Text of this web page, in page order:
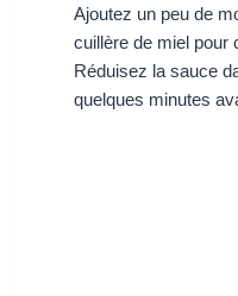
Ajoutez un peu de
cuillère de miel pour
Réduisez la sauce
quelques minutes